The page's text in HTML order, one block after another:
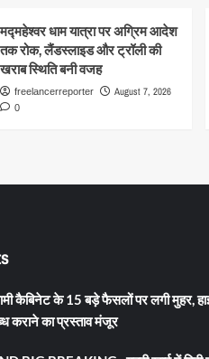
मद्महेश्वर धाम यात्रा पर अग्रिम आदेश
तक रोक, लैंडस्लाइड और ट्रॉली की
खराब स्थिति बनी वजह
freelancerreporter August 7, 2026
0
कैबिनेट के 15 बड़े फैसलों पर लगी मुहर,
कराने का प्रस्ताव मंजूर